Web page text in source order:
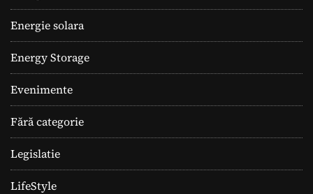
Energie solara
Energy Storage
Evenimente
Fără categorie
Legislatie
LifeStyle